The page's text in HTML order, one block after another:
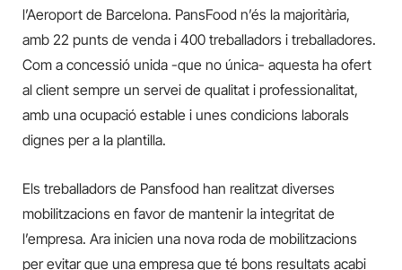
l’Aeroport de Barcelona. PansFood n’és la majoritària,
amb 22 punts de venda i 400 treballadors i treballadores.
Com a concessió unida -que no única- aquesta ha ofert
al client sempre un servei de qualitat i professionalitat,
amb una ocupació estable i unes condicions laborals
dignes per a la plantilla.
Els treballadors de Pansfood han realitzat diverses
mobilitzacions en favor de mantenir la integritat de
l’empresa. Ara inicien una nova roda de mobilitzacions
per evitar que una empresa que té bons resultats acabi